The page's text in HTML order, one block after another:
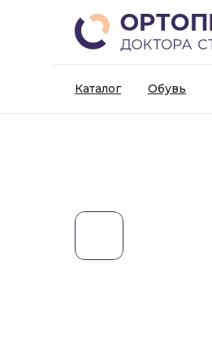
Каталог Обувь